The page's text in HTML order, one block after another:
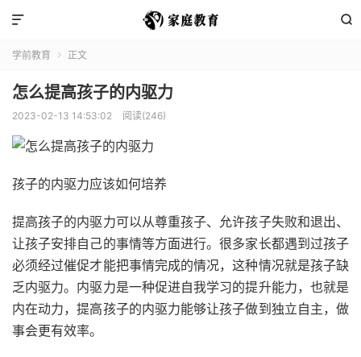


学前教育  正文
怎么提高孩子的内驱力
2023-02-13 14:53:02 阅读(246)
孩子的内驱力应该如何培养
提高孩子的内驱力可以从尊重孩子、允许孩子失败和退出、
让孩子安排自己的事情等方面进行。很多家长都遇到过孩子
必须经过催促才能把事情完成的情况，这种情况就是孩子缺
乏内驱力。内驱力是一种促进自我学习的提升能力，也就是
内在动力，提高孩子的内驱力能够让孩子做到独立自主，做
事会更有效率。